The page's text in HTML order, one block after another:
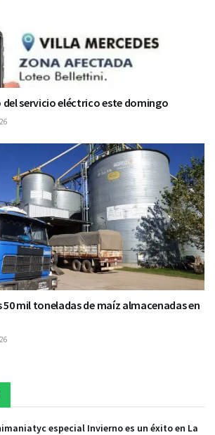
servicio eléctrico este domingo
50 mil toneladas de maíz almacenadas en
especial Invierno es un éxito en La